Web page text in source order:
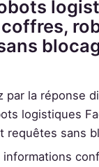
par la réponse
logistiques
requêtes sans
informations